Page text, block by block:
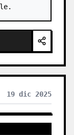
19 dic 2025